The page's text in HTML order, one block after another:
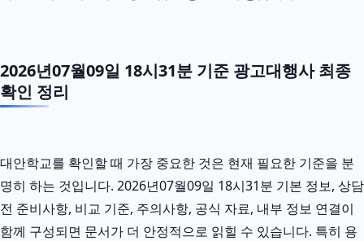
2026년07월09일 18시31분 기준 광고대행사 최종
확인 정리
대안학교를 확인할 때 가장 중요한 것은 현재 필요한 기준을 분
명히 하는 것입니다. 2026년07월09일 18시31분 기본 정보, 상담
전 준비사항, 비교 기준, 주의사항, 공식 자료, 내부 정보 연결이
함께 구성되면 문서가 더 안정적으로 읽힐 수 있습니다. 특히 용